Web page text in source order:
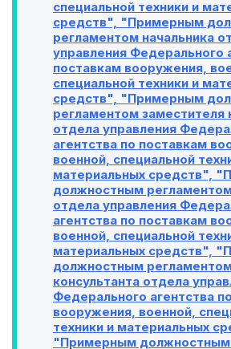
специальной техники и
средств", "Примерным
регламентом начальника
управления Федерального
поставкам вооружения,
специальной техники и
средств", "Примерным
регламентом заместителя
отдела управления
агентства по поставкам
военной, специальной
материальных средств",
должностным
отдела управления
агентства по поставкам
военной, специальной
материальных средств",
должностным
консультанта отдела
Федерального агентства
вооружения, военной,
техники и материальных
"Примерным должностным